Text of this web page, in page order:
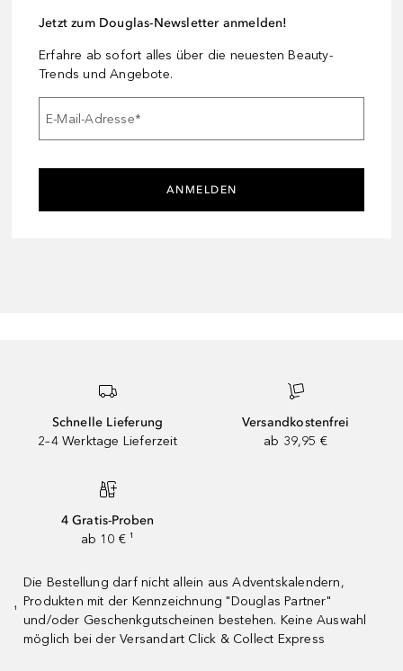
Jetzt zum Douglas-Newsletter anmelden!
Erfahre ab sofort alles über die neuesten Beauty-
Trends und Angebote.
E-Mail-Adresse*
ANMELDEN
Schnelle Lieferung
2–4 Werktage Lieferzeit
Versandkostenfrei
ab 39,95 €
4 Gratis-Proben
ab 10 € ¹
¹
Die Bestellung darf nicht allein aus Adventskalendern,
Produkten mit der Kennzeichnung "Douglas Partner"
und/oder Geschenkgutscheinen bestehen. Keine Auswahl
möglich bei der Versandart Click & Collect Express